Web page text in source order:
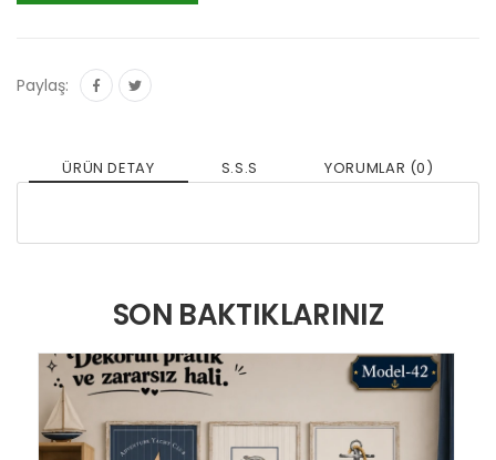
Paylaş:
ÜRÜN DETAY S.S.S YORUMLAR (0)
SON BAKTIKLARINIZ